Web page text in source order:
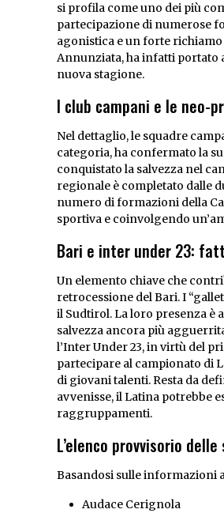
si profila come uno dei più
partecipazione di numerose
agonistica e un forte
Annunziata, ha infatti portato
nuova stagione.
I club campani e le neo-
Nel dettaglio, le squadre
categoria, ha confermato la
conquistato la salvezza nel
regionale è completato dalle
numero di formazioni della
sportiva e coinvolgendo
Bari e inter under 23:
Un elemento chiave che
retrocessione del Bari. I
il Sudtirol. La loro presenza è
salvezza ancora più
l’Inter Under 23, in virtù del
partecipare al campionato di
di giovani talenti. Resta da
avvenisse, il Latina potrebbe
raggruppamenti.
L’elenco provvisorio
Basandosi sulle informazioni
Audace Cerignola